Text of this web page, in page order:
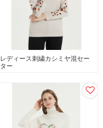
レディース刺繍カシミヤ混セー
ター